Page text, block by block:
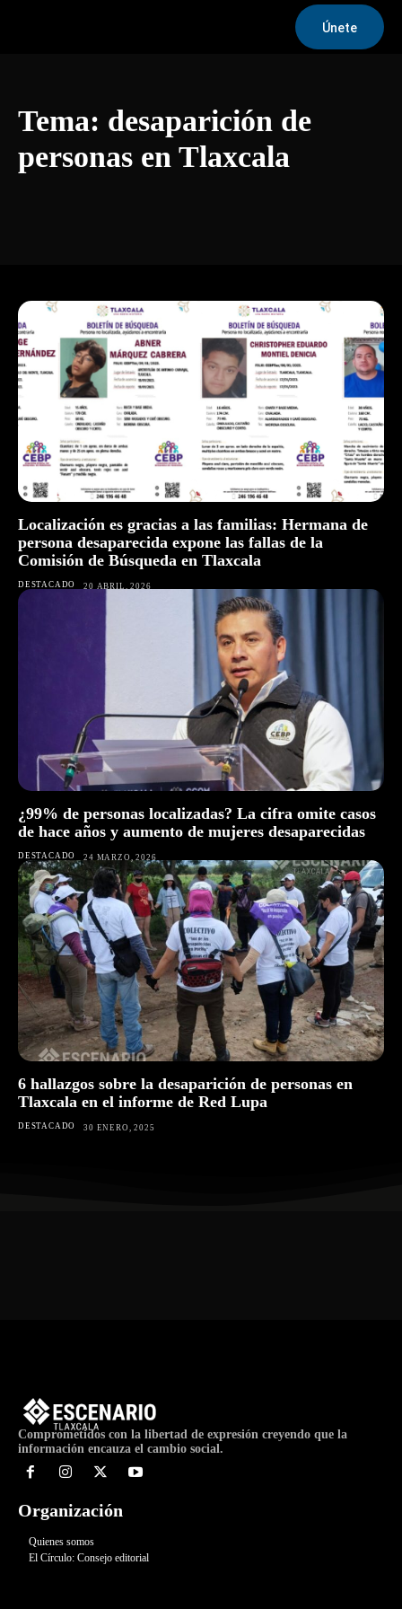
Únete
Tema: desaparición de
personas en Tlaxcala
Localización es gracias a las familias: Hermana de
persona desaparecida expone las fallas de la
Comisión de Búsqueda en Tlaxcala
DESTACADO 20 ABRIL, 2026
¿99% de personas localizadas? La cifra omite casos
de hace años y aumento de mujeres desaparecidas
DESTACADO 24 MARZO, 2026
6 hallazgos sobre la desaparición de personas en
Tlaxcala en el informe de Red Lupa
DESTACADO 30 ENERO, 2025
Comprometidos con la libertad de expresión creyendo que la
información encauza el cambio social.
Organización
Quienes somos
El Círculo: Consejo editorial